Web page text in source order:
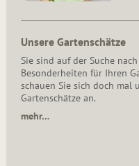
Unsere Gartenschätze
Sie sind auf der Suche nach
Besonderheiten für Ihren
schauen Sie sich doch mal
Gartenschätze an.
mehr…